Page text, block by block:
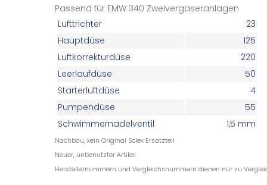
Passend für EMW 340 Zweivergaseranlagen
Lufttrichter
23
Hauptdüse
125
Luftkorrekturdüse
220
Leerlaufdüse
50
Starterluftdüse
4
Pumpendüse
55
Schwimmernadelventil
1,5 mm
Nachbau, kein Original Solex Ersatzteil
Neuer, unbenutzter Artikel
Herstellernummern und Vergleichsnummern dienen nur zu